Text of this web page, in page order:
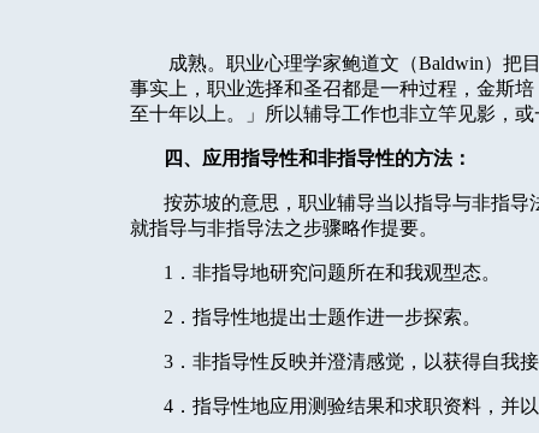
成熟。职业心理学家鲍道文（Baldwin）把
事实上，职业选择和圣召都是一种过程，金斯培
至十年以上。」所以辅导工作也非立竿见影，
四、应用指导性和非指导性的方法：
按苏坡的意思，职业辅导当以指导与非指
就指导与非指导法之步骤略作提要。
1 ．非指导地研究问题所在和我观型态。
2 ．指导性地提出士题作进一步探索。
3 ．非指导性反映并澄清感觉，以获得自我
4 ．指导性地应用测验结果和求职资料，并